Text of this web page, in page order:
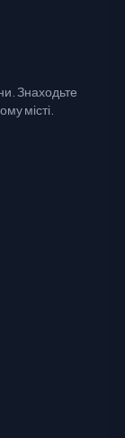
Знаходьте
місті.